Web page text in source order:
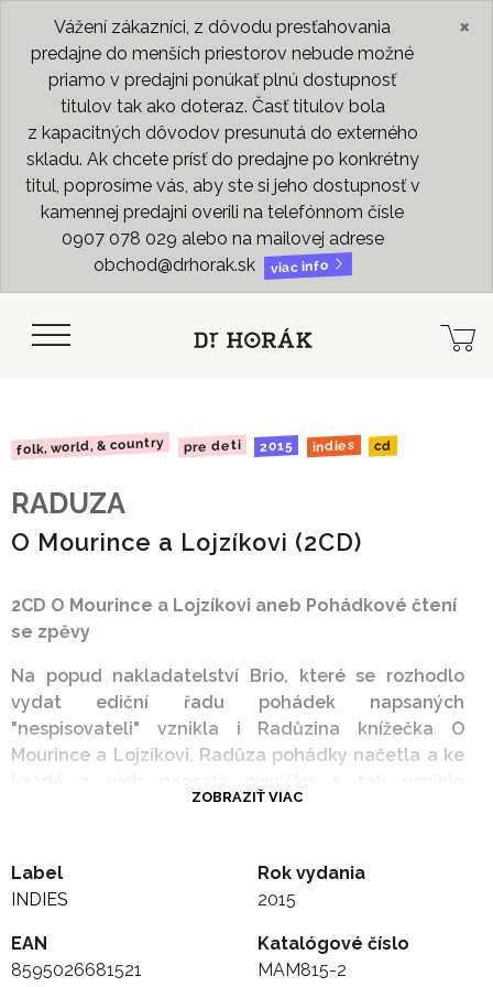
Vážení zákazníci, z dôvodu presťahovania
predajne do menších priestorov nebude možné
priamo v predajni ponúkať plnú dostupnosť
titulov tak ako doteraz. Časť titulov bola
z kapacitných dôvodov presunutá do externého
skladu. Ak chcete prísť do predajne po konkrétny
titul, poprosíme vás, aby ste si jeho dostupnosť v
kamennej predajni overili na telefónnom čísle
0907 078 029 alebo na mailovej adrese
obchod@drhorak.sk
viac info
×
folk, world, & country pre deti 2015 indies cd
RADUZA
O Mourince a Lojzíkovi (2CD)
2CD O Mourince a Lojzíkovi aneb Pohádkové čtení
se zpěvy
Na popud nakladatelství Brio, které se rozhodlo
vydat ediční řadu pohádek napsaných
"nespisovateli" vznikla i Radůzina knížečka O
Mourince a Lojzíkovi. Radůza pohádky načetla a ke
roztomilé 2CD, na kterém se to hemží jak bytostmi
tak bytostmi, které můžete běžně potkat na ulici
(paní Macháčková, manikérka, turecký učenec...).
Veselé pohádky, které vždy skončí tak, že " nikdo už
nikdy nebyl sám a nikomu už nikdy nebylo smutno"
doplňuje 20 nových písniček, k jejichž nahrání si
ZOBRAZIŤ VIAC
Label
INDIES
Rok vydania
2015
EAN
8595026681521
Katalógové číslo
MAM815-2